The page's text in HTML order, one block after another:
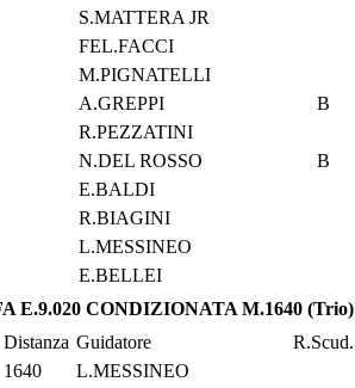
S.MATTERA JR
FEL.FACCI
M.PIGNATELLI
A.GREPPI
B
R.PEZZATINI
N.DEL ROSSO
B
E.BALDI
R.BIAGINI
L.MESSINEO
E.BELLEI
E.9.020 CONDIZIONATA M.1640 (Trio)
Distanza Guidatore
R.Scud.
1640
L.MESSINEO